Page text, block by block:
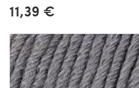
11,39 €